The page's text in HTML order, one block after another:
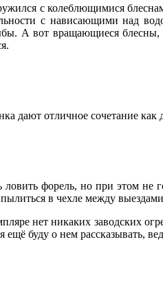
с колеблющимися
с нависающими над
А вот вращающиеся
отличное сочетание как
форель, но при этом не
в чехле между
нет никаких заводских
буду о нем рассказывать,